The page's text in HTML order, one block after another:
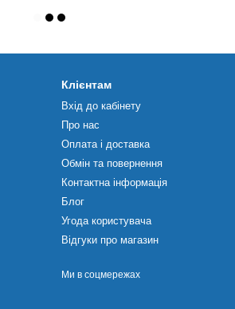
Клієнтам
Вхід до кабінету
Про нас
Оплата і доставка
Обмін та повернення
Контактна інформація
Блог
Угода користувача
Відгуки про магазин
Ми в соцмережах